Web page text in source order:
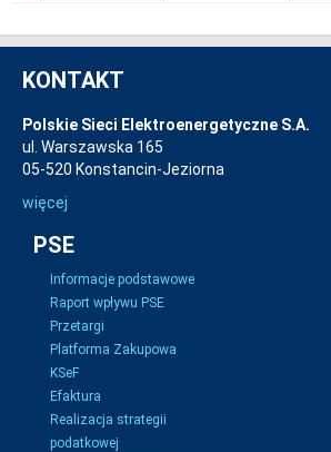
KONTAKT
Polskie Sieci Elektroenergetyczne S.A.
ul. Warszawska 165
05-520 Konstancin-Jeziorna
więcej
PSE
Informacje podstawowe
Raport wpływu PSE
Przetargi
Platforma Zakupowa
KSeF
Efaktura
Realizacja strategii
podatkowej